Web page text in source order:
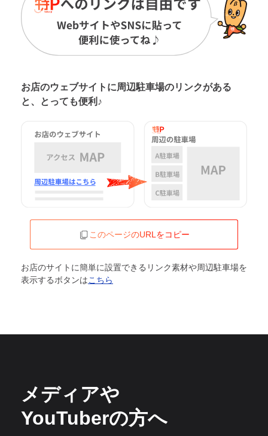
お店のウェブサイトに周辺駐車場のリンクがある
と、とっても便利♪
このページのURLをコピー
お店のサイトに簡単に設置できるリンク素材や周辺駐車場を
表示するボタンはこちら
メディアや
YouTuberの方へ